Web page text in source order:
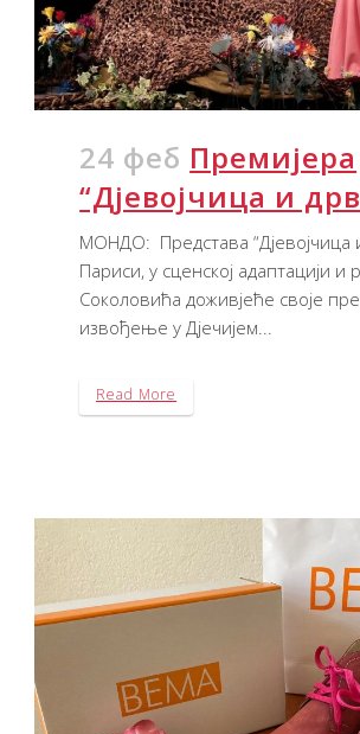
24 феб Премијера
“Дјевојчица и
МОНДО: Представа “Дјевојчица
Париси, у сценској адаптацији и
Соколовића доживјеће своје
извођење у Дјечијем...
Read More